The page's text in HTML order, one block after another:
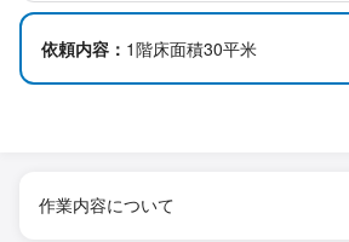
依頼内容： 1階床面積30平米
作業内容について